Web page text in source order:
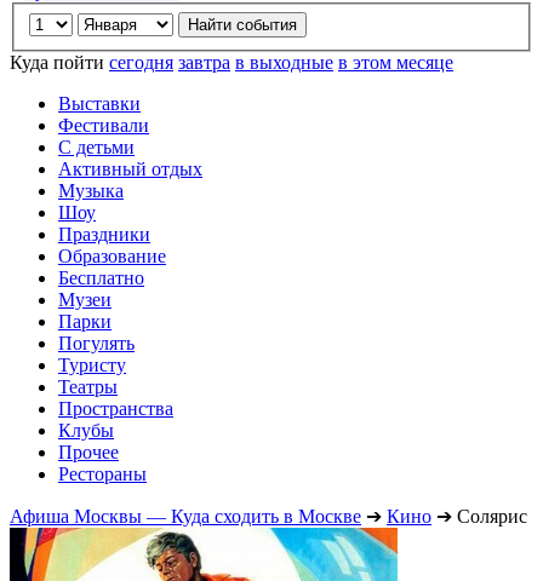
Куда пойти сегодня завтра в выходные в этом месяце
Выставки
Фестивали
С детьми
Активный отдых
Музыка
Шоу
Праздники
Образование
Бесплатно
Музеи
Парки
Погулять
Туристу
Театры
Пространства
Клубы
Прочее
Рестораны
Афиша Москвы — Куда сходить в Москве ➔ Кино ➔ Солярис